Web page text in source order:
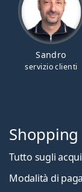
Sandro
servizio clienti
Tutto sugli
Modalità di